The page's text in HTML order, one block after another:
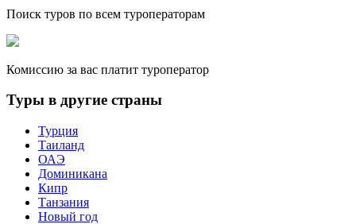
Поиск туров по всем туроператорам
Комиссию за вас платит туроператор
Туры в другие страны
Турция
Таиланд
ОАЭ
Доминикана
Кипр
Танзания
Новый год